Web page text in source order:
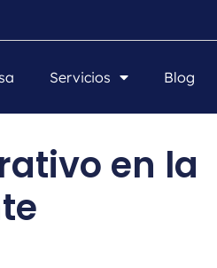
Servicios Blog
en la